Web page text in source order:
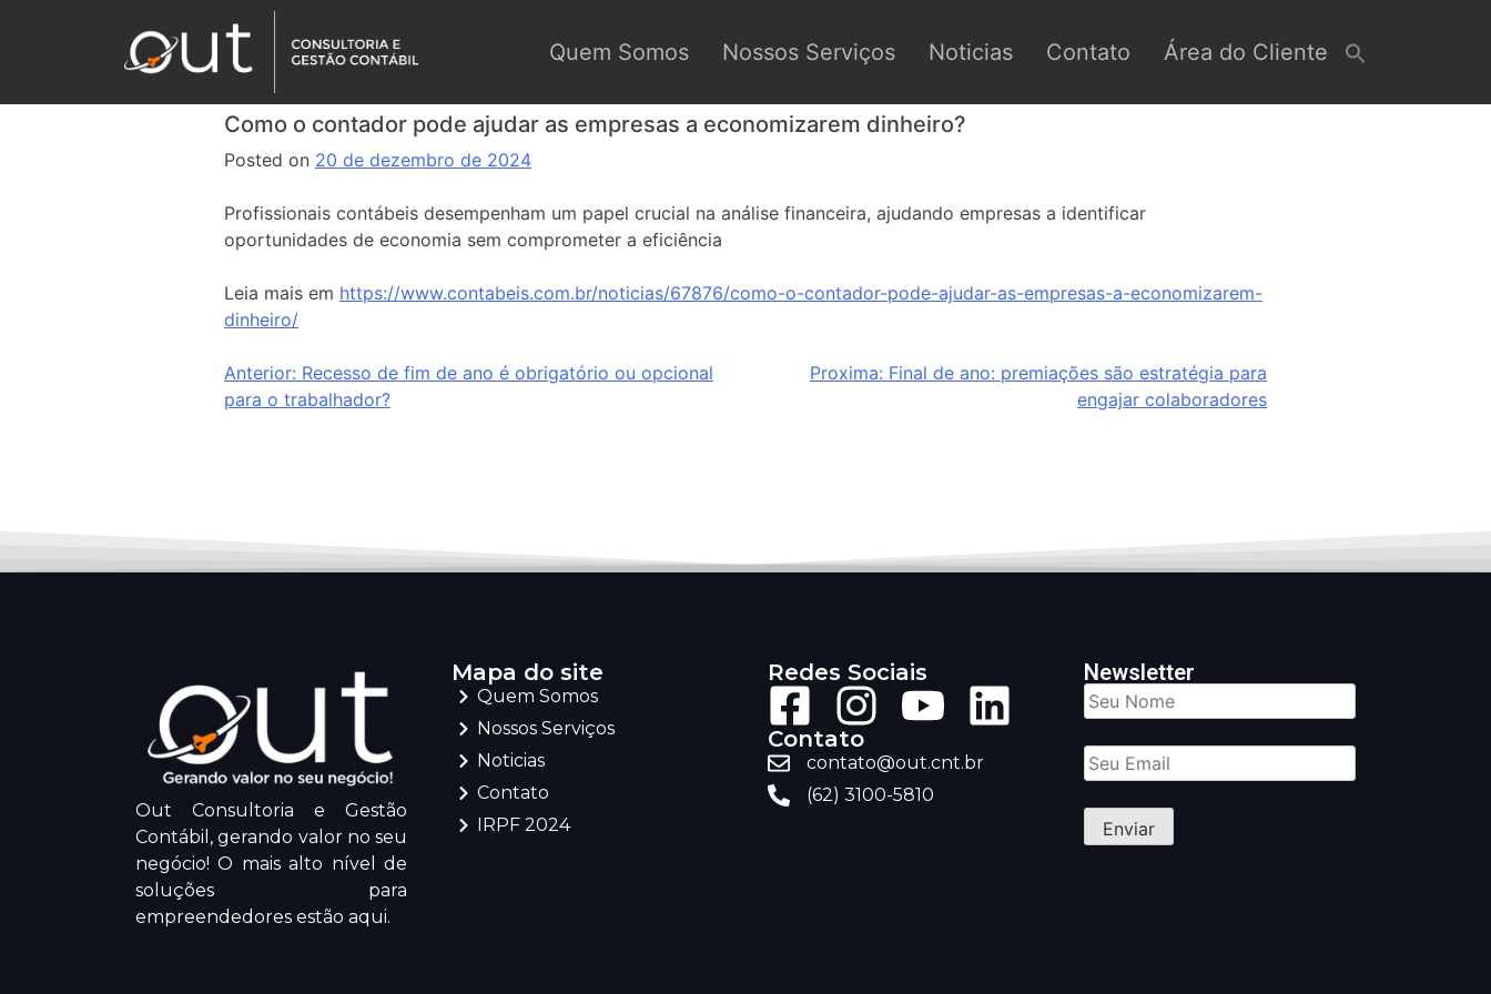
Quem Somos Nossos Serviços Noticias Contato Área do Cliente
Como o contador pode ajudar as empresas a economizarem dinheiro?
Posted on 20 de dezembro de 2024
Profissionais contábeis desempenham um papel crucial na análise financeira, ajudando empresas a identificar
oportunidades de economia sem comprometer a eficiência
Leia mais em https://www.contabeis.com.br/noticias/67876/como-o-contador-pode-ajudar-as-empresas-a-economizarem-
dinheiro/
Anterior: Recesso de fim de ano é obrigatório ou opcional
para o trabalhador?
Proxima: Final de ano: premiações são estratégia para
engajar colaboradores
Out Consultoria e Gestão
Contábil, gerando valor no seu
negócio! O mais alto nível de
soluções para
empreendedores estão aqui.
Mapa do site
Quem Somos
Nossos Serviços
Noticias
Contato
IRPF 2024
Redes Sociais
Contato
contato@out.cnt.br
(62) 3100-5810
Newsletter